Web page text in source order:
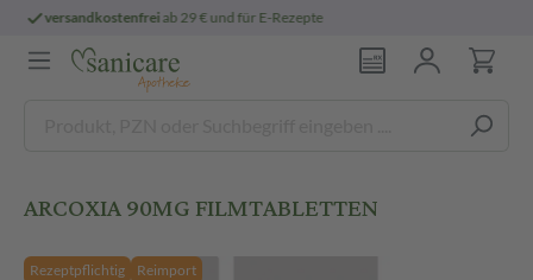
und für E-Rezepte
ARCOXIA 90MG FILMTABLETTEN
Rezeptpflichtig Reimport